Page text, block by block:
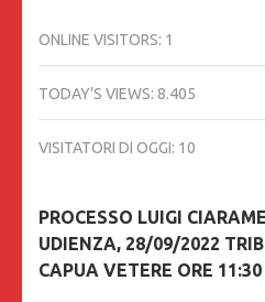
ONLINE VISITORS: 1
TODAY'S VIEWS: 8.405
VISITATORI DI OGGI: 10
PROCESSO LUIGI
UDIENZA, 28/09/2022
CAPUA VETERE ORE 11:30